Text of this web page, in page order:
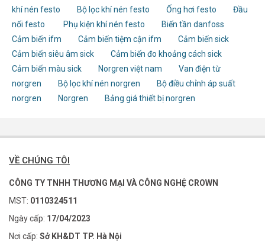
khí nén festo
Bộ lọc khí nén festo Ống hơi festo
Đầu
nối festo
Phụ kiện khí nén festo
Biến tần danfoss
Cảm biến ifm
Cảm biến tiệm cận ifm
Cảm biến sick
Cảm biến siêu âm sick
Cảm biến đo khoảng cách sick
Cảm biến màu sick
Norgren việt nam
Van điện từ
norgren
Bộ lọc khí nén norgren
Bộ điều chỉnh áp suất
norgren
Norgren Bảng giá thiết bị norgren
VỀ CHÚNG TÔI
CÔNG TY TNHH THƯƠNG MẠI VÀ CÔNG NGHỆ CROWN
MST: 0110324511
Ngày cấp: 17/04/2023
Nơi cấp: Sở KH&DT TP. Hà Nội